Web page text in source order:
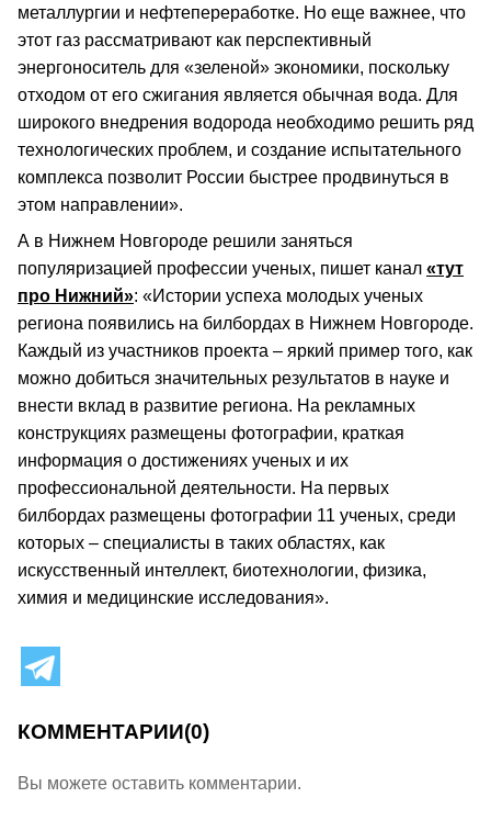
металлургии и нефтепереработке. Но еще важнее, что
этот газ рассматривают как перспективный
энергоноситель для «зеленой» экономики, поскольку
отходом от его сжигания является обычная вода. Для
широкого внедрения водорода необходимо решить ряд
технологических проблем, и создание испытательного
комплекса позволит России быстрее продвинуться в
этом направлении».
А в Нижнем Новгороде решили заняться
популяризацией профессии ученых, пишет канал «тут
про Нижний»: «Истории успеха молодых ученых
региона появились на билбордах в Нижнем Новгороде.
Каждый из участников проекта – яркий пример того, как
можно добиться значительных результатов в науке и
внести вклад в развитие региона. На рекламных
конструкциях размещены фотографии, краткая
информация о достижениях ученых и их
профессиональной деятельности. На первых
билбордах размещены фотографии 11 ученых, среди
которых – специалисты в таких областях, как
искусственный интеллект, биотехнологии, физика,
химия и медицинские исследования».
КОММЕНТАРИИ(0)
Вы можете оставить комментарии.